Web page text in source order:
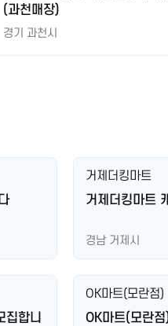
(과천매장)
경기 과천시
거제더킹마트
거제더킹마트
경남 거제시
합니
OK마트(모란점)
OK마트(모란